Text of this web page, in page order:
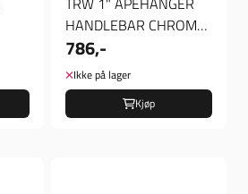
HANDLEBAR CHROME
10" RISE ABE, Styre
786,-
Ikke på lager
Kjøp